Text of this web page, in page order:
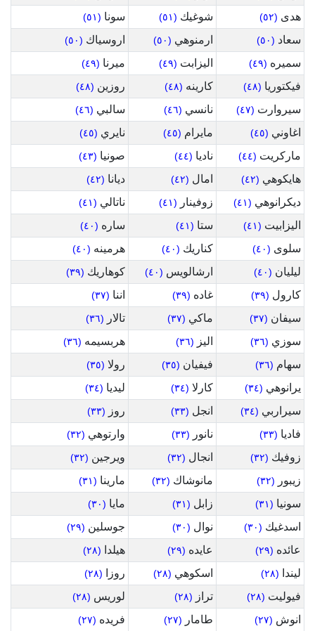
هدى (٥٢) شوغيك (٥١) سونا (٥١)
سعاد (٥٠) ارمنوهي (٥٠) اروسياك (٥٠)
سميره (٤٩) اليزابت (٤٩) ميرنا (٤٩)
فيكتوريا (٤٨) كارينه (٤٨) روزين (٤٨)
سيروارت (٤٧) نانسي (٤٦) سالبي (٤٦)
اغاوني (٤٥) مايرام (٤٥) نايري (٤٥)
ماركريت (٤٤) ناديا (٤٤) صونيا (٤٣)
هايكوهي (٤٢) امال (٤٢) ديانا (٤٢)
ديكرانوهي (٤١) زوفينار (٤١) ناتالي (٤١)
اليزابيت (٤١) ستا (٤١) ساره (٤٠)
سلوى (٤٠) كناريك (٤٠) هرمينه (٤٠)
ليليان (٤٠) ارشالويس (٤٠) كوهاريك (٣٩)
كارول (٣٩) غاده (٣٩) اننا (٣٧)
سيفان (٣٧) ماكي (٣٧) تالار (٣٦)
سوزي (٣٦) اليز (٣٦) هربسيمه (٣٦)
سهام (٣٦) فيفيان (٣٥) رولا (٣٥)
يرانوهي (٣٤) كارلا (٣٤) ليديا (٣٤)
سيراربي (٣٤) انجل (٣٣) روز (٣٣)
فاديا (٣٣) نانور (٣٣) وارتوهي (٣٢)
زوفيك (٣٢) انجال (٣٢) ويرجين (٣٢)
زيبور (٣٢) مانوشاك (٣٢) مارينا (٣١)
سونيا (٣١) زابل (٣١) مايا (٣٠)
اسدغيك (٣٠) نوال (٣٠) جوسلين (٢٩)
عائده (٢٩) عايده (٢٩) هيلدا (٢٨)
ليندا (٢٨) اسكوهي (٢٨) روزا (٢٨)
فيوليت (٢٨) تراز (٢٨) لوريس (٢٨)
انوش (٢٧) طامار (٢٧) فريده (٢٧)